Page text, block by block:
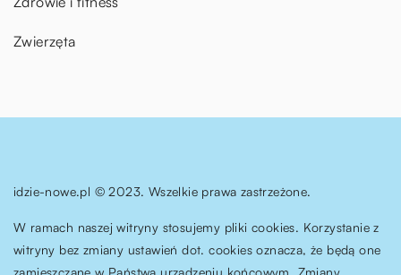
Zwierzęta
idzie-nowe.pl © 2023. Wszelkie prawa zastrzeżone.
W ramach naszej witryny stosujemy pliki cookies. Korzystanie z
witryny bez zmiany ustawień dot. cookies oznacza, że będą one
zamieszczane w Państwa urządzeniu końcowym. Zmiany